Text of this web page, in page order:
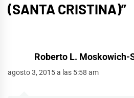
(SANTA CRISTINA)”
Roberto L. Moskowich-
agosto 3, 2015 a las 5:58 am